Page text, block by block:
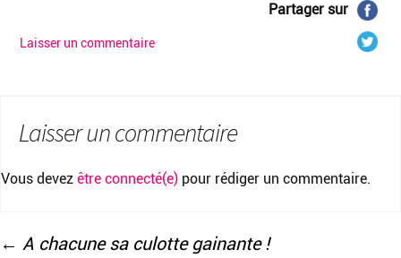
Partager sur
Laisser un commentaire
Laisser un commentaire
Vous devez être connecté(e) pour rédiger un commentaire.
← A chacune sa culotte gainante !